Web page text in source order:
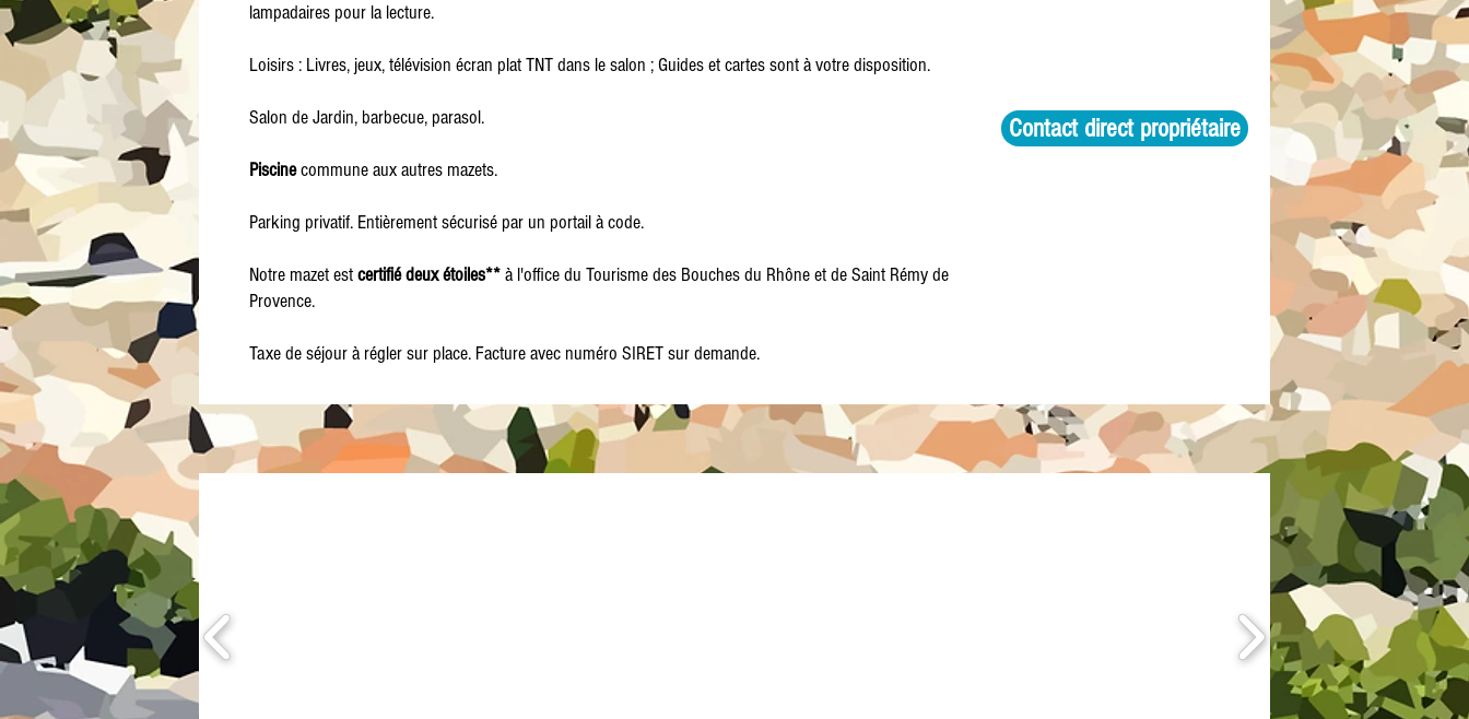
lampadaires pour la lecture.
Loisirs : Livres, jeux, télévision écran plat TNT dans le salon ; Guides et cartes sont à votre disposition.
Salon de Jardin, barbecue, parasol.
Piscinecommune aux autres mazets.
Parking privatif. Entièrement sécurisé par un portail à code.
Notre mazet estcertifié deux étoiles**à l'office du Tourisme des Bouches du Rhône et de Saint Rémy de
Provence.
Taxe de séjour à régler sur place. Facture avec numéro SIRET sur demande.
Contact direct propriétaire